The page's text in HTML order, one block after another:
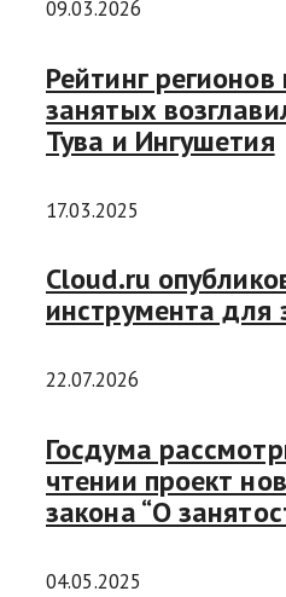
09.03.2026
Рейтинг
занятых
Тува и Ингушетия
17.03.2025
Cloud.ru
инструмента
22.07.2026
Госдума
чтении проект
закона “О
04.05.2025